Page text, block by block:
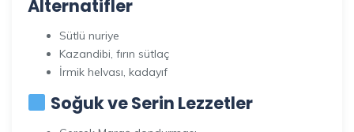
Alternatifler
Sütlü nuriye
Kazandibi, fırın sütlaç
İrmik helvası, kadayıf
Soğuk ve Serin Lezzetler